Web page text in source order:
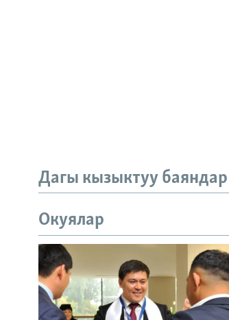
Дагы кызыктуу баяндар
Окуялар